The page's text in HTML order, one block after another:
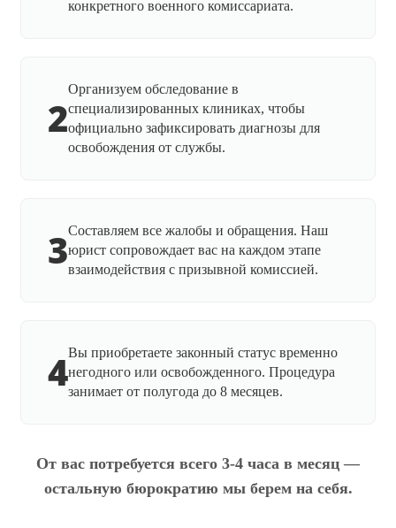
конкретного военного комиссариата.
2
Организуем обследование в
специализированных клиниках, чтобы
официально зафиксировать диагнозы для
освобождения от службы.
3Составляем все жалобы и обращения. Наш
юрист сопровождает вас на каждом этапе
взаимодействия с призывной комиссией.
4Вы приобретаете законный статус временно
негодного или освобожденного. Процедура
занимает от полугода до 8 месяцев.
От вас потребуется всего 3-4 часа в месяц —
остальную бюрократию мы берем на себя.